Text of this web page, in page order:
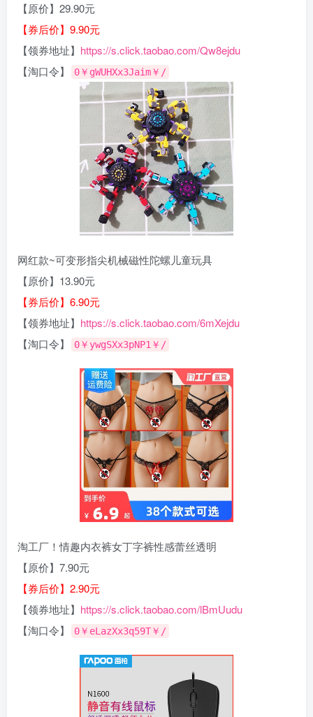
【原价】29.90元
【券后价】9.90元
【领券地址】 https://s.click.taobao.com/Qw8ejdu
【淘口令】
0￥gWUHXx3Jaim￥/
网红款~可变形指尖机械磁性陀螺儿童玩具
【原价】13.90元
【券后价】6.90元
【领券地址】 https://s.click.taobao.com/6mXejdu
【淘口令】
0￥ywgSXx3pNP1￥/
淘工厂！情趣内衣裤女丁字裤性感蕾丝透明
【原价】7.90元
【券后价】2.90元
【领券地址】 https://s.click.taobao.com/lBmUudu
【淘口令】
0￥eLazXx3q59T￥/